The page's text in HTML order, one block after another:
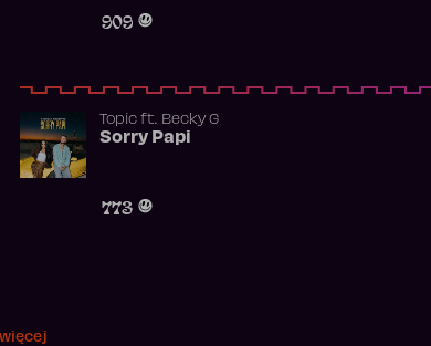
909
Topicft. Becky G
Sorry Papi
773